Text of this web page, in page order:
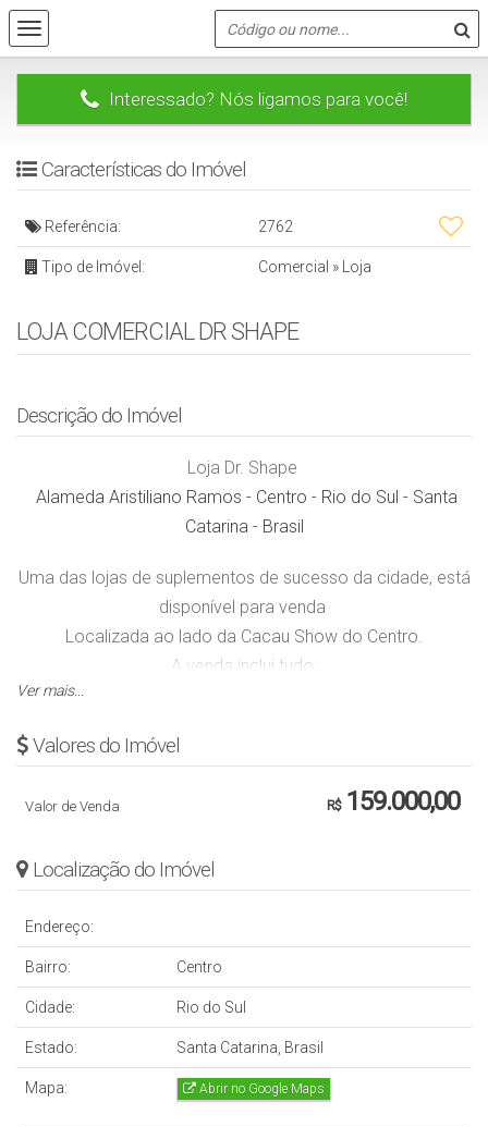
Interessado? Nós ligamos para você!
Características do Imóvel
Referência: 2762
Tipo de Imóvel: Comercial » Loja
LOJA COMERCIAL DR SHAPE
Descrição do Imóvel
Loja Dr. Shape
Alameda Aristiliano Ramos - Centro - Rio do Sul - Santa
Catarina- Brasil
Uma das lojas de suplementos de sucesso da cidade, está
disponível para venda
Localizada ao lado da Cacau Show do Centro.
A venda inclui tudo:
Computador e sistema.
Ver mais...
Valores do Imóvel
R$159.000,00
Valor de Venda
Localização do Imóvel
Endereço:
Bairro: Centro
Cidade: Rio do Sul
Estado: Santa Catarina, Brasil
Mapa: Abrir no Google Maps